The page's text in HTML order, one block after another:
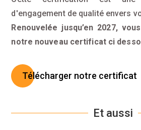
d'engagement de qualité envers
Renouvelée jusqu’en 2027,
notre nouveau certificat ci
Télécharger notre certificat
Et aussi